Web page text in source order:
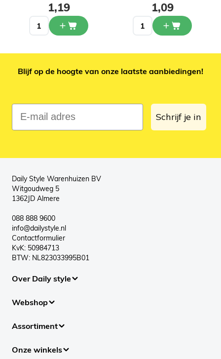
1,19 1,09
Blijf op de hoogte van onze laatste aanbiedingen!
E-mail adres
Schrijf je in
Daily Style Warenhuizen BV
Witgoudweg 5
1362JD Almere
088 888 9600
info@dailystyle.nl
Contactformulier
KvK: 50984713
BTW: NL823033995B01
Over Daily style
Webshop
Assortiment
Onze winkels